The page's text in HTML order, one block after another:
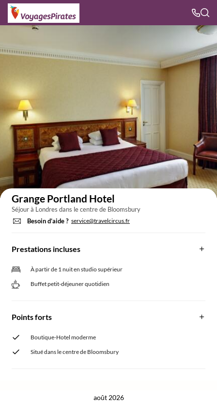
Voir sur la carte
Grange Portland Hotel
Séjour à Londres dans le centre de Bloomsbury
Besoin d’aide ? service@travelcircus.fr
Prestations incluses
À partir de 1 nuit en studio supérieur
Buffet petit-déjeuner quotidien
Points forts
Boutique-Hotel moderme
Situé dans le centre de Bloomsbury
août 2026